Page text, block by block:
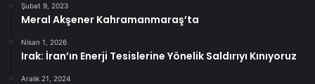
Şubat 9, 2023
Meral Akşener Kahramanmaraş’ta
Nisan 1, 2026
Irak: İran’ın Enerji Tesislerine Yönelik Saldırıyı Kınıyoruz
Aralık 21, 2024